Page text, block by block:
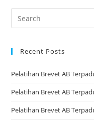
Recent Posts
Pelatihan Brevet AB
Pelatihan Brevet AB
Pelatihan Brevet AB